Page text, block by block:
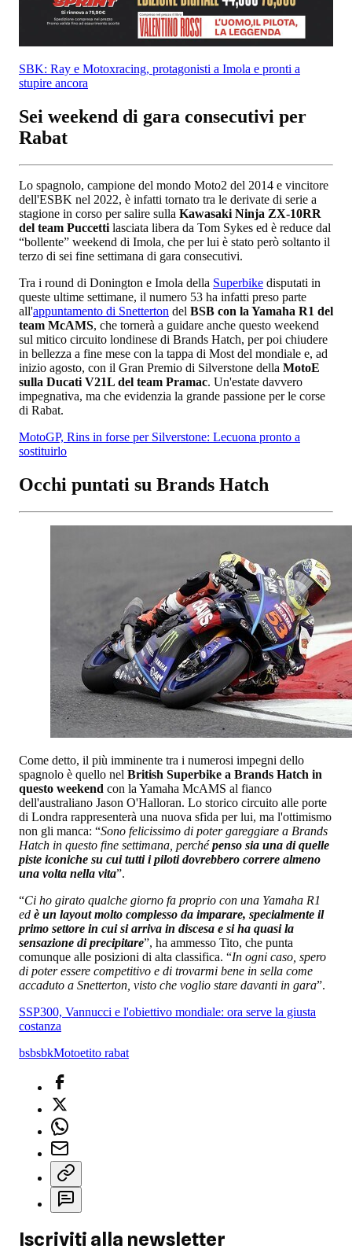
SBK: Ray e Motoxracing, protagonisti a Imola e pronti a
stupire ancora
Sei weekend di gara consecutivi per
Rabat
Lo spagnolo, campione del mondo Moto2 del 2014 e vincitore
dell'ESBK nel 2022, è infatti tornato tra le derivate di serie a
stagione in corso per salire sulla Kawasaki Ninja ZX-10RR
del team Puccetti lasciata libera da Tom Sykes ed è reduce dal
“bollente” weekend di Imola, che per lui è stato però soltanto il
terzo di sei fine settimana di gara consecutivi.
Tra i round di Donington e Imola della Superbike disputati in
queste ultime settimane, il numero 53 ha infatti preso parte
all'appuntamento di Snetterton del BSB con la Yamaha R1 del
team McAMS, che tornerà a guidare anche questo weekend
sul mitico circuito londinese di Brands Hatch, per poi chiudere
in bellezza a fine mese con la tappa di Most del mondiale e, ad
inizio agosto, con il Gran Premio di Silverstone della MotoE
sulla Ducati V21L del team Pramac. Un'estate davvero
impegnativa, ma che evidenzia la grande passione per le corse
di Rabat.
MotoGP, Rins in forse per Silverstone: Lecuona pronto a
sostituirlo
Occhi puntati su Brands Hatch
Come detto, il più imminente tra i numerosi impegni dello
spagnolo è quello nel British Superbike a Brands Hatch in
questo weekend con la Yamaha McAMS al fianco
dell'australiano Jason O'Halloran. Lo storico circuito alle porte
di Londra rappresenterà una nuova sfida per lui, ma l'ottimismo
non gli manca: “Sono felicissimo di poter gareggiare a Brands
Hatch in questo fine settimana, perchépenso sia una di quelle
piste iconiche su cui tutti i piloti dovrebbero correre almeno
una volta nella vita”.
“Ci ho girato qualche giorno fa proprio con una Yamaha R1
ed è un layout molto complesso da imparare, specialmente il
primo settore in cui si arriva in discesa e si ha quasi la
sensazione di precipitare”, ha ammesso Tito, che punta
comunque alle posizioni di alta classifica. “In ogni caso, spero
di poter essere competitivo e di trovarmi bene in sella come
accaduto a Snetterton, visto che voglio stare davanti in gara”.
SSP300, Vannucci e l'obiettivo mondiale: ora serve la giusta
costanza
bsbsbkMotoetito rabat
Iscriviti alla newsletter